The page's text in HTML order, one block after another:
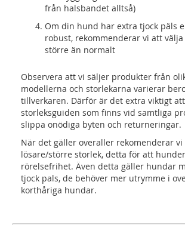
från halsbandet alltså)
Om din hund har extra tjock päls
robust, rekommenderar vi att
större än normalt
Observera att vi säljer produkter från
modellerna och storlekarna varierar
tillverkaren. Därför är det extra viktigt
storleksguiden som finns vid samtliga
slippa onödiga byten och returneringar.
När det gäller overaller rekomenderar
lösare/större storlek, detta för att
rörelsefrihet. Även detta gäller hundar
tjock pals, de behöver mer utrymme i
korthåriga hundar.